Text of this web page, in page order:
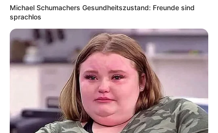
Mit aus Zoo, Park, Landschaft und Garten
bestehenden Bereichen gehört die
zwischen Hauptbahnhof undKarlsruher
Kongresszentrumliegende Grünoase zu den attraktivsten
Parkanlagen der Stadt. Neben vielen Tieren aus aller Welt
sind auch ein Japanischer Garten und ein Rosengarten zu
besichtigen. Außerdem ist die Fahrt mit einer Gondoletta
durch die Wasserlandschaft der Anlage möglich.
Michael Schumachers Gesundheitszustand: Freunde sind
sprachlos